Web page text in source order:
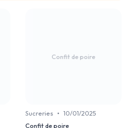
Confit de poire
Sucreries • 10/01/2025
Confit de poire